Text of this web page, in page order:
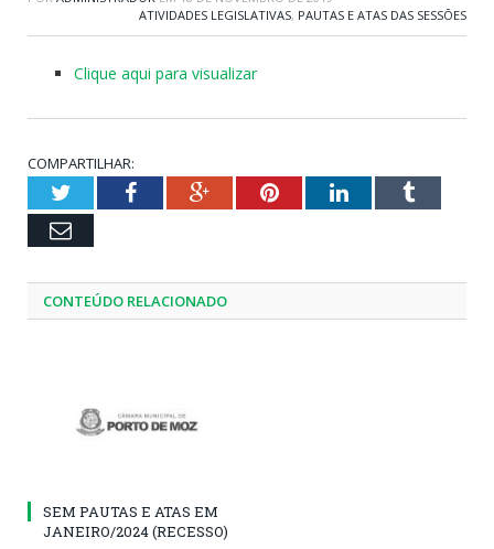
ATIVIDADES LEGISLATIVAS, PAUTAS E ATAS DAS SESSÕES
Clique aqui para visualizar
COMPARTILHAR:
TwitterFacebookGoogle+PinterestLinkedInTumblr
Email
CONTEÚDO RELACIONADO
SEM PAUTAS E ATAS EM
JANEIRO/2024 (RECESSO)